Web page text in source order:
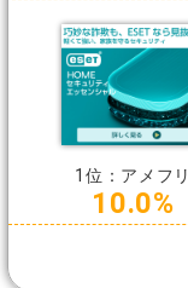
1位：アメフリ
10.0%